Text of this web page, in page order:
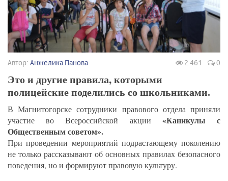
Автор: Анжелика Панова 2 461 0
Это и другие правила, которыми
полицейские поделились со школьниками.
В Магнитогорске сотрудники правового отдела приняли
участие во Всероссийской акции «Каникулы с
Общественным советом».
При проведении мероприятий подрастающему поколению
не только рассказывают об основных правилах безопасного
поведения, но и формируют правовую культуру.